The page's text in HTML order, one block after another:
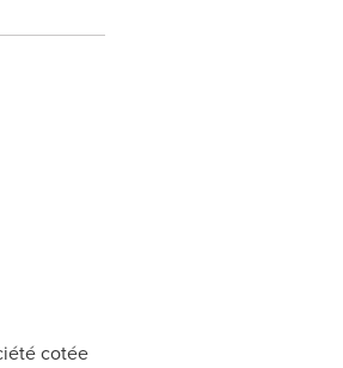
cotée